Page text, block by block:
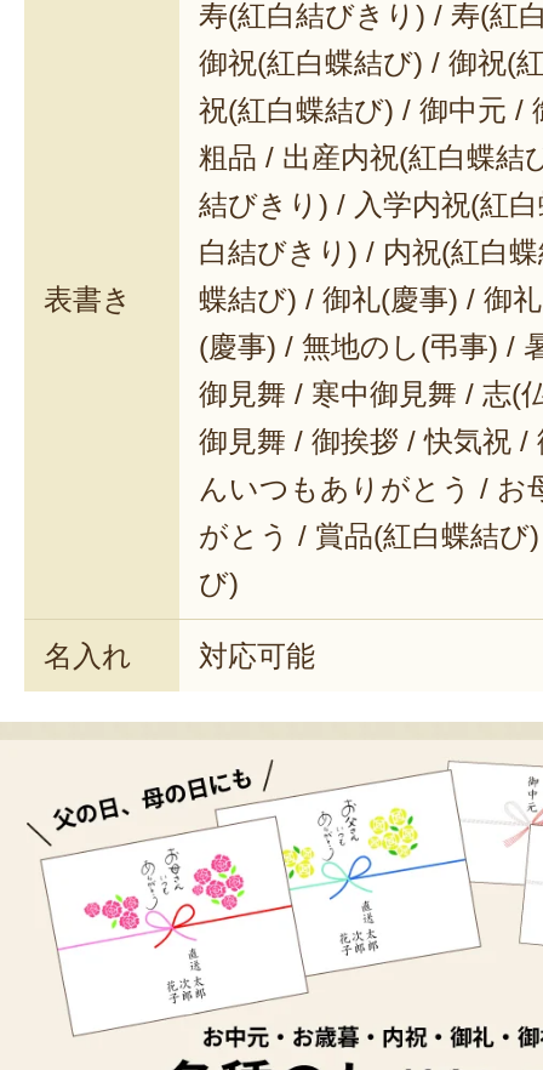
表書き
寿(紅白結びきり) / 寿(紅
御祝(紅白蝶結び) / 御祝(
祝(紅白蝶結び) / 御中元 /
粗品 / 出産内祝(紅白蝶結
結びきり) / 入学内祝(紅
白結びきり) / 内祝(紅白
蝶結び) / 御礼(慶事) / 御
(慶事) / 無地のし(弔事) /
御見舞 / 寒中御見舞 / 志(
御見舞 / 御挨拶 / 快気祝 /
んいつもありがとう / お
がとう / 賞品(紅白蝶結び
び)
名入れ 対応可能